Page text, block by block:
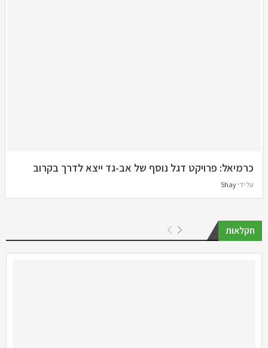
כרמיאל: פרויקט דגל נוסף של אב-גד ייצא לדרך בקרוב
על ידי Shay
חקלאות